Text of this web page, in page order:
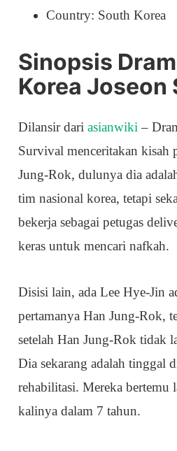
Country: South Korea
Sinopsis
Korea Joseon
Dilansir dariasianwiki–
Survival menceritakan kisah
Jung-Rok, dulunya dia
tim nasional korea, tetapi
bekerja sebagai petugas
keras untuk mencari nafkah.
Disisi lain, ada Lee Hye-Jin
pertamanya Han Jung-Rok,
setelah Han Jung-Rok tidak
Dia sekarang adalah tinggal
rehabilitasi. Mereka bertemu
kalinya dalam 7 tahun.